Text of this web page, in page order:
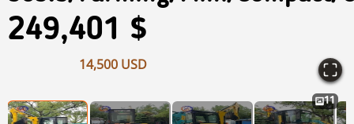
249,401 $
14,500 USD
11